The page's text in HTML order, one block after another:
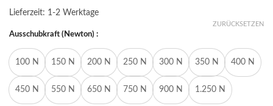
Lieferzeit: 1-2 Werktage
Ausschubkraft (Newton) :
100 N 150 N 200 N 250 N 300 N 350 N 400 N
450 N 550 N 650 N 750 N 900 N 1.250 N
ZURÜCKSETZEN